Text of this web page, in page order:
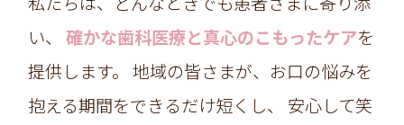
い、
確かな歯科医療と真心のこもったケアを
提供します。 地域の皆さまが、お口の悩みを
抱える期間をできるだけ短くし、
安心して笑